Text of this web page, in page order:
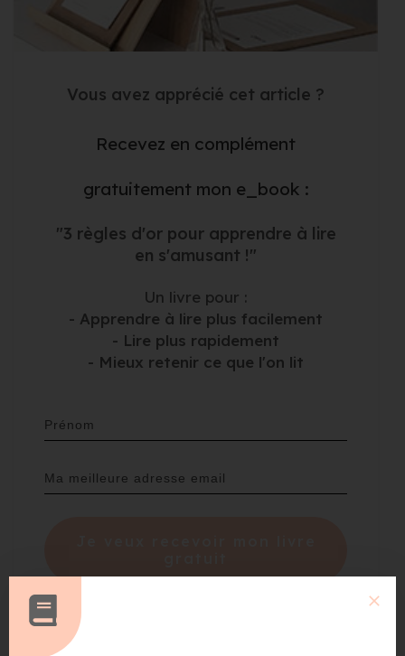
Vous avez apprécié cet article ?
Recevez en complément
gratuitement mon e_book :
"3 règles d'or pour apprendre à lire
en s'amusant !"
Un livre pour :
- Apprendre à lire plus facilement
- Lire plus rapidement
- Mieux retenir ce que l'on lit